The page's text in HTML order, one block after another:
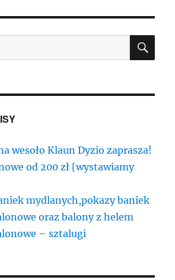
wesoło Klaun Dyzio zaprasza!
od 200 zł [wystawiamy
mydlanych,pokazy baniek
oraz balony z helem
– sztalugi